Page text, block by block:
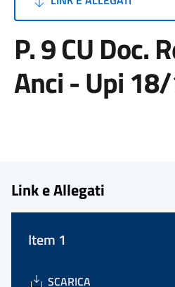
P. 9 CU Doc.
Anci - Upi
Link e Allegati
Item 1
SCARICA